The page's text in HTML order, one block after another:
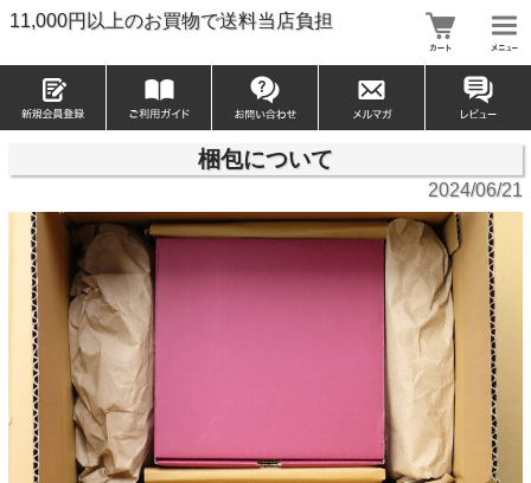
11,000円以上のお買物で送料当店負担
梱包について
2024/06/21